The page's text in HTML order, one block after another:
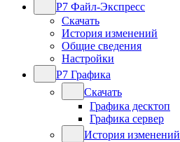
Р7 Файл-Экспресс
Скачать
История изменений
Общие сведения
Настройки
Р7 Графика
Скачать
Графика десктоп
Графика сервер
История изменений